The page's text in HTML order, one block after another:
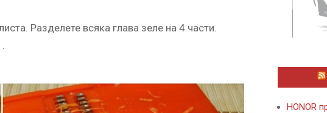
Разделете всяка глава зеле на 4 части.
HONOR